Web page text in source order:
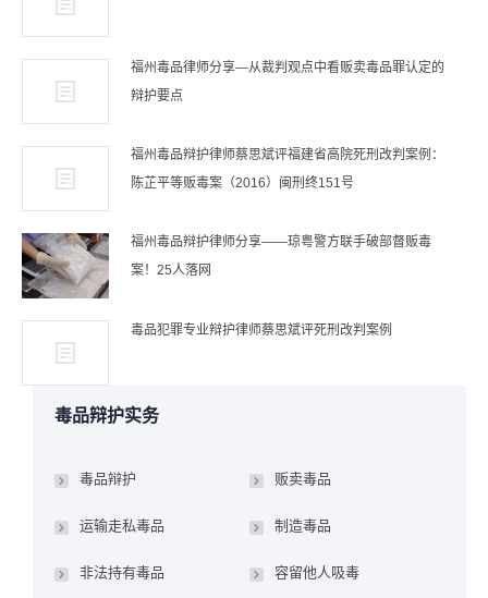
福州毒品律师分享—从裁判观点中看贩卖毒品罪认定的
辩护要点
福州毒品辩护律师蔡思斌评福建省高院死刑改判案例：
陈芷平等贩毒案（2016）闽刑终151号
福州毒品辩护律师分享——琼粤警方联手破部督贩毒
案！25人落网
毒品犯罪专业辩护律师蔡思斌评死刑改判案例
毒品辩护实务
毒品辩护 贩卖毒品
运输走私毒品 制造毒品
非法持有毒品 容留他人吸毒